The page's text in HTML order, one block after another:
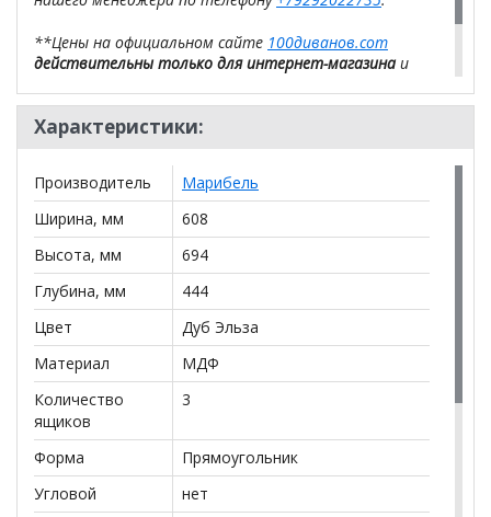
**Цены на официальном сайте 100диванов.com
действительны только для интернет-магазинаи
салонах сети!
Характеристики:
Производитель
Марибель
Ширина, мм
608
Высота, мм
694
Глубина, мм
444
Цвет
Дуб Эльза
Материал
МДФ
Количество
ящиков
3
Форма
Прямоугольник
Угловой
нет